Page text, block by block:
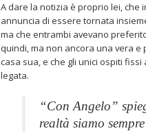
A dare la notizia è proprio lei, che
annuncia di essere tornata
ma che entrambi avevano
quindi, ma non ancora una vera e
casa sua, e che gli unici ospiti
legata.
“Con Angelo”
realtà siamo